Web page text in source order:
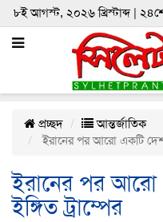
৮ই আগস্ট, ২০২৬ খ্রিস্টাব্দ | ২৪শে
প্রচ্ছদ
আন্তর্জাতিক
ইরানের পর আরো একটি দেশ
ইরানের পর
ইঙ্গিত ট্রাম্পের